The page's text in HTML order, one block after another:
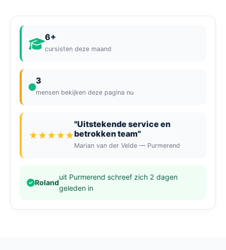
6+
cursisten deze maand
3
mensen bekijken deze pagina nu
★★★★★
"Uitstekende service en
betrokken team"
Marian van der Velde — Purmerend
Roland
uit Purmerend schreef zich 2 dagen
geleden in